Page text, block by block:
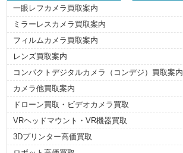
r
i
e
s
一眼レフカメラ買取案内
ミラーレスカメラ買取案内
フィルムカメラ買取案内
レンズ買取案内
コンパクトデジタルカメラ（コンデジ）買取案内
カメラ他買取案内
ドローン買取・ビデオカメラ買取
VRヘッドマウント・VR機器買取
3Dプリンター高価買取